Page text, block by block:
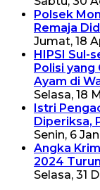
Polsek
Remaja
Jumat, 18
HIPSI Sul-
Polisi yang
Ayam di
Selasa, 18
Istri
Diperiksa,
Senin, 6
Angka
2024
Selasa, 31